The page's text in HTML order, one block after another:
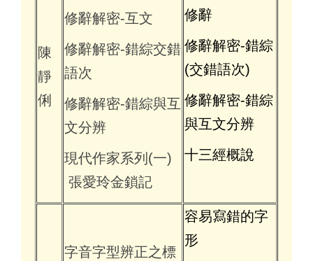
陳
靜
俐
修辭解密-互文
修辭解密-錯綜交錯
語次
修辭解密-錯綜與互
文分辨
現代作家系列(一)
張愛玲金鎖記
修辭
修辭解密-錯綜
(交錯語次)
修辭解密-錯綜
與互文分辨
十三經概說
字音字型辨正之標
容易寫錯的字
形